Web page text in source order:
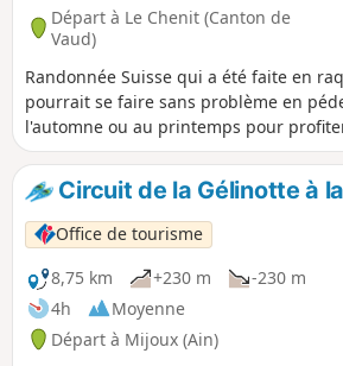
Départ à Le Chenit (Canton de
Vaud)
Randonnée Suisse qui a été faite en
pourrait se faire sans problème en
l'automne ou au printemps pour
nature. Le Col du Marchairuz relie la
Léman.
Circuit de la Gélinotte à
Office de tourisme
8,75 km
+230 m
-230 m
4h
Moyenne
Départ à Mijoux (Ain)